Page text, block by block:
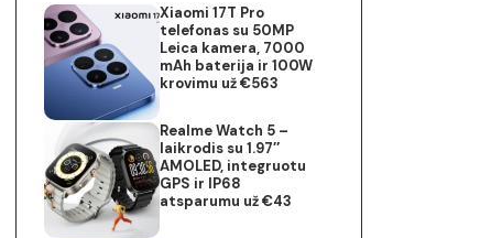
Xiaomi 17T Pro
telefonas su 50MP
Leica kamera, 7000
mAh baterija ir 100W
krovimu už €563
Realme Watch 5 –
laikrodis su 1.97″
AMOLED, integruotu
GPS ir IP68
atsparumu už €43